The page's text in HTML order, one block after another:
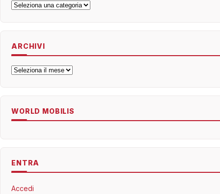
Categorie
ARCHIVI
Archivi
WORLD MOBILIS
ENTRA
Accedi